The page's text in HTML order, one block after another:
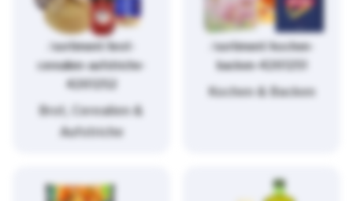
/sortiment/brot-
cerealien-aufstriche-
4261252
Brot, Cerealien &
Aufstriche
/sortiment/kochen-
backen-4261251
Kochen & Backen